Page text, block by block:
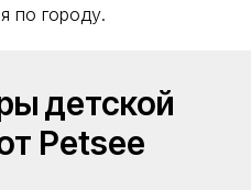
по городу.
детской
Petsee